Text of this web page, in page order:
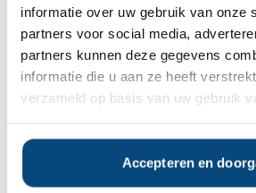
informatie over uw gebruik van onze
partners voor social media,
partners kunnen deze gegevens
informatie die u aan ze heeft
verzameld op basis van uw gebruik
Accepteren en
Ja
Op zoek naar de beste
vermogensbeheerder?
vermogensbeheerder?
Vraag dan gratis en geheel vrijblijvend
SelectieRapport aan. Per e-mail